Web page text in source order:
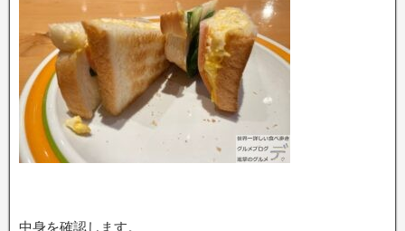
中身を確認します。